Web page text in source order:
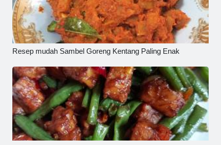
Resep mudah Sambel Goreng Kentang Paling Enak